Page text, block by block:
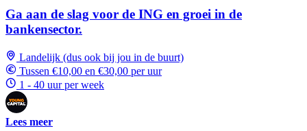
Ga aan de slag voor de ING en groei in de
bankensector.
Landelijk (dus ook bij jou in de buurt)
Tussen €10,00 en €30,00 per uur
1 - 40 uur per week
Lees meer